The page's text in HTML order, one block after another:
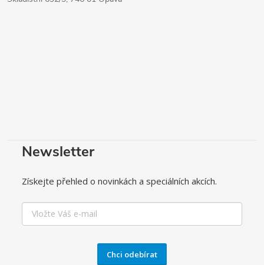
Newsletter
Získejte přehled o novinkách a speciálních akcích.
Chci odebírat